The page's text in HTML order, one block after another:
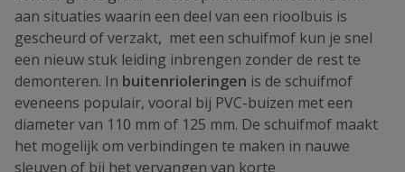
aan situaties waarin een deel van een rioolbuis is
gescheurd of verzakt, met een schuifmof kun je snel
een nieuw stuk leiding inbrengen zonder de rest te
demonteren. In buitenrioleringen is de schuifmof
eveneens populair, vooral bij PVC-buizen met een
diameter van 110 mm of 125 mm. De schuifmof maakt
het mogelijk om verbindingen te maken in nauwe
sleuven of bij het vervangen van korte